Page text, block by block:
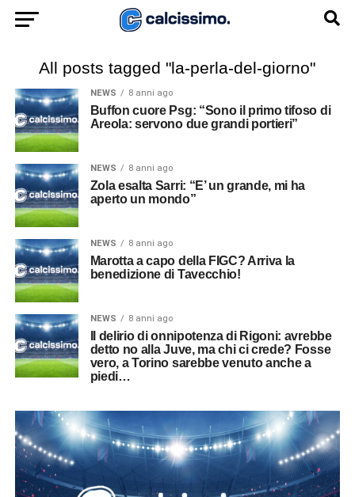
All posts tagged "la-perla-del-giorno"
NEWS 8 anni ago
Buffon cuore Psg: “Sono il primo tifoso di
Areola: servono due grandi portieri”
NEWS 8 anni ago
Zola esalta Sarri: “E’ un grande, mi ha
aperto un mondo”
NEWS 8 anni ago
Marotta a capo della FIGC? Arriva la
benedizione di Tavecchio!
NEWS 8 anni ago
Il delirio di onnipotenza di Rigoni: avrebbe
detto no alla Juve, ma chi ci crede? Fosse
vero, a Torino sarebbe venuto anche a
piedi…